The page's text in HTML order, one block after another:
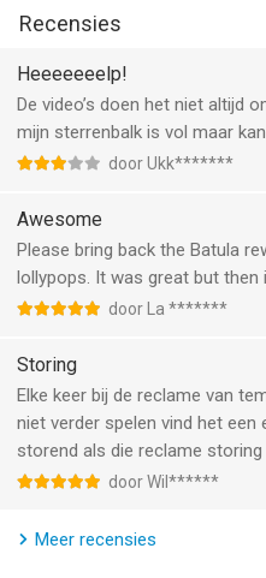
snoepberen te bevrijden
Honingraat – combineer
gevangen snoepberen te
Jam – smeer de jam uit in het
Maak een vierkant van 4
Combineer 7 snoepjes voor
*Ontdek sappige nieuwe
figuren!
*Werk samen voor heerlijke
speltype
*Voltooi levels binnen de
Recensies
Heeeeeeelp!
De video’s doen het niet altijd
mijn sterrenbalk is vol maar
door Ukk*******
Awesome
Please bring back the Batula
lollypops. It was great but
door La *******
Storing
Elke keer bij de reclame van
niet verder spelen vind het een
storend als die reclame
door Wil******
Meer recensies